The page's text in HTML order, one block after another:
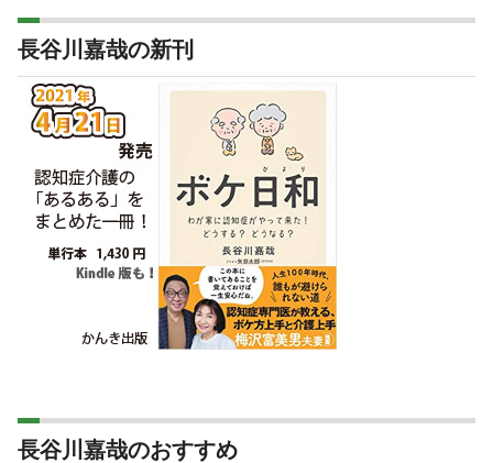
長谷川嘉哉の新刊
長谷川嘉哉のおすすめ